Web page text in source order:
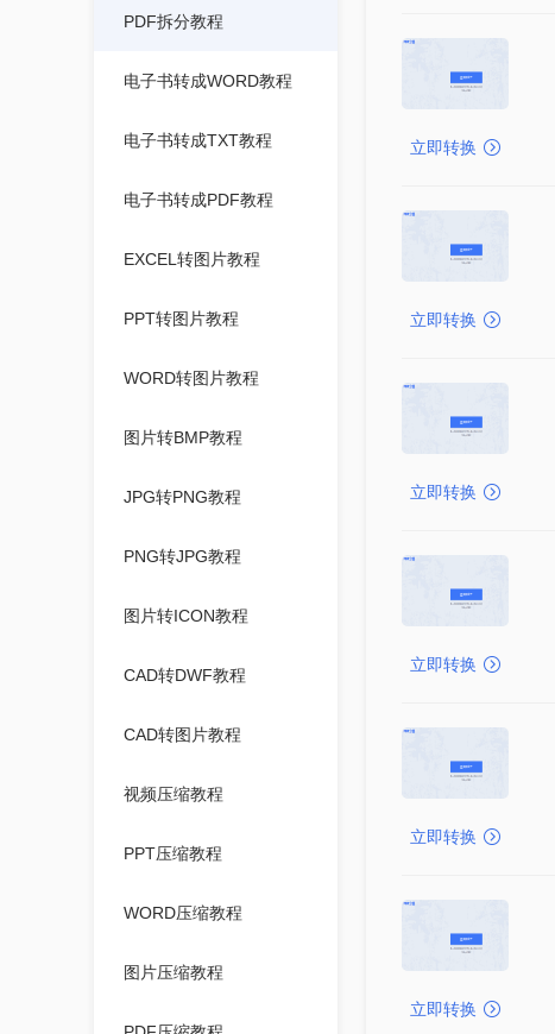
PDF拆分教程
电子书转成WORD教程
电子书转成TXT教程
电子书转成PDF教程
EXCEL转图片教程
PPT转图片教程
WORD转图片教程
图片转BMP教程
JPG转PNG教程
PNG转JPG教程
图片转ICON教程
CAD转DWF教程
CAD转图片教程
视频压缩教程
PPT压缩教程
WORD压缩教程
图片压缩教程
立即转换
立即转换
立即转换
立即转换
立即转换
立即转换